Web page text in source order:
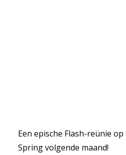
Een epische Flash-reünie
Spring volgende maand!